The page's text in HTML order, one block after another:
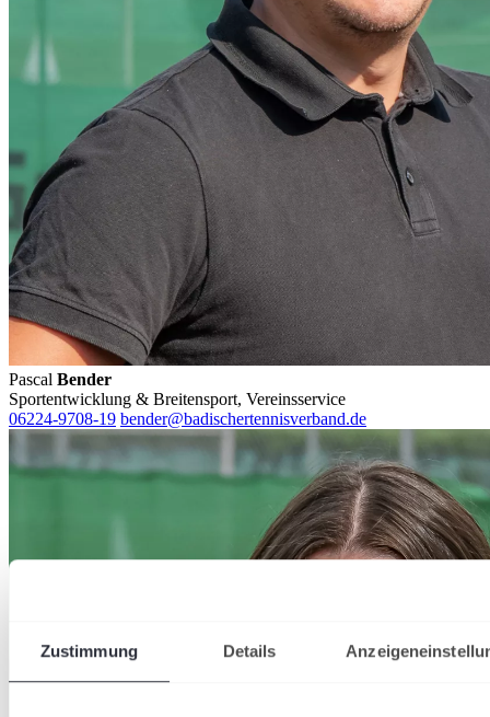
Zustimmung Details
Pascal Bender
Sportentwicklung & Breitensport, Vereinsservice
06224-9708-19 bender@badischertennisverband.de